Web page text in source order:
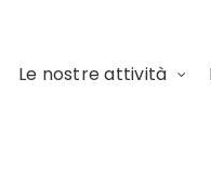
Le nostre attività